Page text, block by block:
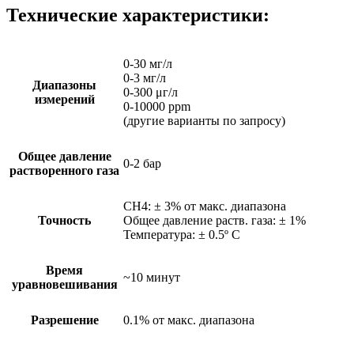
Технические характеристики:
Диапазоны
измерений
0-30 мг/л
0-3 мг/л
0-300 μг/л
0-10000 ppm
(другие варианты по запросу)
Общее давление
растворенного газа
0-2 бар
Точность
CH4: ± 3% от макс. диапазона
Общее давление раств. газа: ± 1%
Температура: ± 0.5º C
Время
уравновешивания
~10 минут
Разрешение 0.1% от макс. диапазона